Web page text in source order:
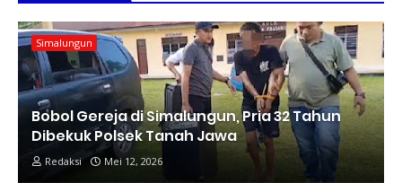
Simalungun
Bobol Gereja di Simalungun, Pria 32 Tahun
Dibekuk Polsek Tanah Jawa
Redaksi Mei 12, 2026